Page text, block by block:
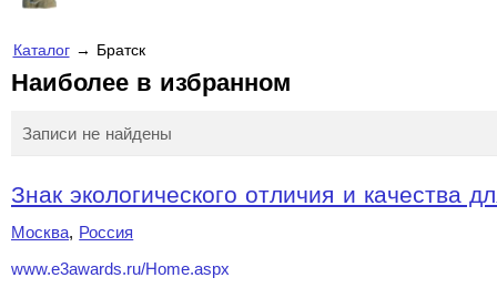
Каталог→ Братск
Наиболее в избранном
Записи не найдены
Знак экологического отличия и качества
Москва, Россия
www.e3awards.ru/Home.aspx